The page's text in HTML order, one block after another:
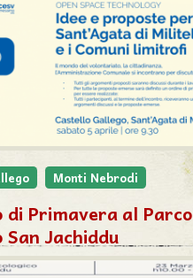
Monti Nebrodi
di Primavera al Parco
San Jachiddu